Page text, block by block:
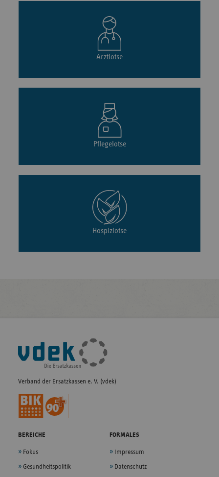
Arztlotse
Pflegelotse
Hospizlotse
Fußleisten-
Navigation
Verband der Ersatzkassen e. V. (vdek)
BEREICHE
Fokus
Gesundheitspolitik
FORMALES
Impressum
Datenschutz